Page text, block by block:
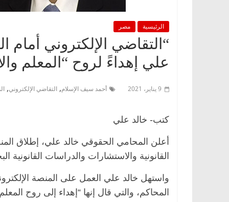
الرئيسية مصر
“التقاضي الإلكتروني أمام
علي إهداءً لروح “المعلم
9 يناير، 2021 أحمد سيف الإسلام, التقاضي الإلكتروني,
كتب- خالد علي
أعلن المحامي الحقوقي خالد علي، إطلاق
القانونية والاستشارات والدراسات
واستهل خالد علي العمل على المنصة
المحاكم، والتي قال إنها “إهداء إلى روح